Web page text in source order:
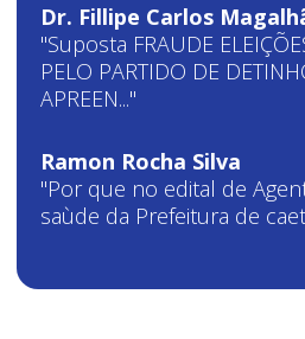
Dr. Fillipe Carlos
"Suposta FRAUDE
PELO PARTIDO DE
APREEN..."
Ramon Rocha Silva
"Por que no edital de
saùde da Prefeitura de